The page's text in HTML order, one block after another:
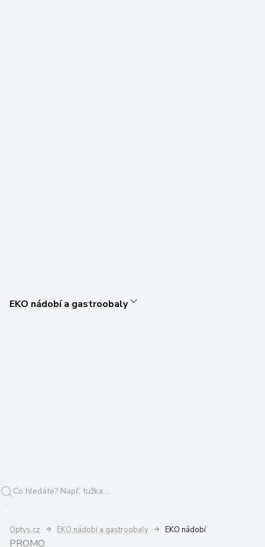
EKO nádobí a gastroobaly
Optys.cz EKO nádobí a gastroobaly EKO nádobí
PROMO